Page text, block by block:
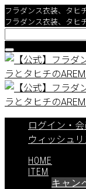
フラダンス衣装、タヒ
フラダンス衣装、タヒ
ログイン・
ウィッシュリ
HOME
ITEM
キャン